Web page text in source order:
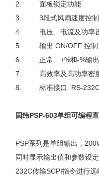
2. 面板锁定功能
3. 3段式风扇速度控制
4. 电压、电流及功率
5. 输出 ON/OFF 控制
6. 正常、+%和-%输出
7. 高效率及高功率密
8. 标准接口: RS-
固纬PSP-603单组可编程
PSP系列是单组输出，
同时显示输出值和参数设
232C传输SCPI指令进行